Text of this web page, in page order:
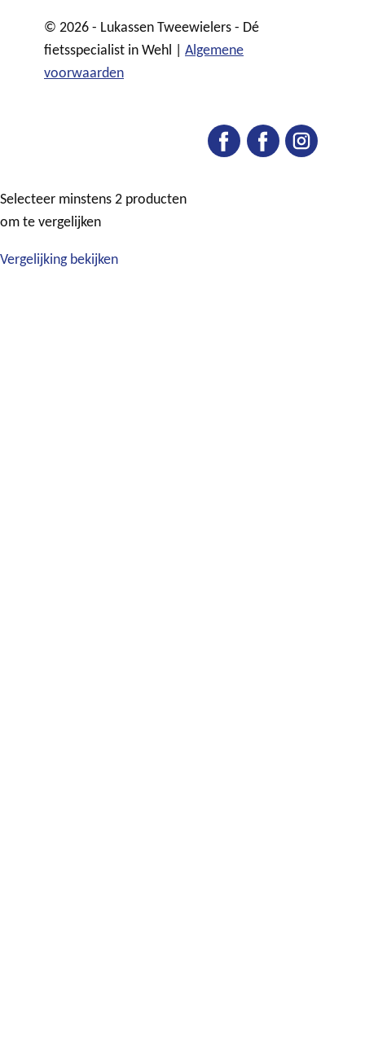
© 2026 - Lukassen Tweewielers - Dé
fietsspecialist in Wehl | Algemene
voorwaarden
Selecteer minstens 2 producten
om te vergelijken
Vergelijking bekijken